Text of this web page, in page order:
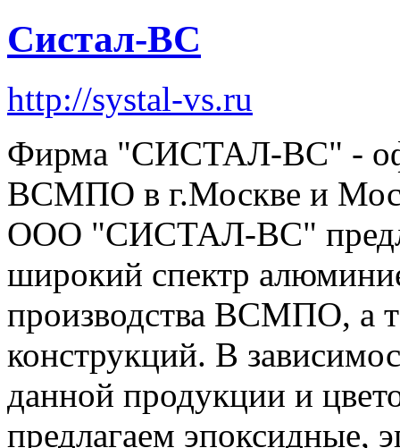
Систал-ВС
http://systal-vs.ru
Фирма "СИСТАЛ-ВС" -
ВСМПО в г.Москве и
ООО "СИСТАЛ-ВС"
широкий спектр
производства ВСМПО, а
конструкций. В
данной продукции и
предлагаем эпоксидные,